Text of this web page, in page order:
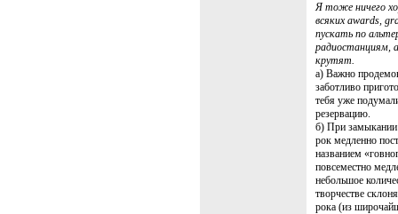
Я тоже ничего
всяких awards,
пускать по
радиостанциям,
крутят.
а) Важно
заботливо
тебя уже
резервацию.
б) При замыкании
рок медленно
названием
повсеместно
небольшое
творчестве
рока (из